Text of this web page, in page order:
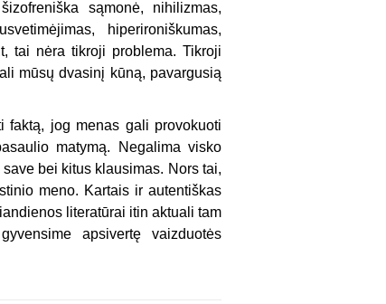
sąmonė, nihilizmas,
hiperironiškumas,
tai nėra tikroji problema. Tikroji
mūsų dvasinį kūną, pavargusią
faktą, jog menas gali provokuoti
matymą. Negalima visko
bei kitus klausimas. Nors tai,
meno. Kartais ir autentiškas
literatūrai itin aktuali tam
apsivertę vaizduotės